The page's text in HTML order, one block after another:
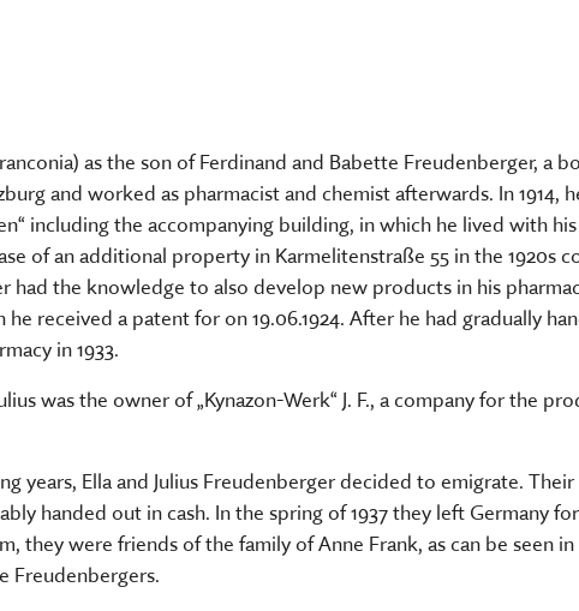
as the son of Ferdinand and Babette Freudenberger, a
and worked as pharmacist and chemist afterwards. In 1914,
including the accompanying building, in which he lived with
of an additional property in Karmelitenstraße 55 in the 1920s
the knowledge to also develop new products in his
received a patent for on 19.06.1924. After he had gradually
in 1933.
was the owner of „Kynazon-Werk“ J. F., a company for the
years, Ella and Julius Freudenberger decided to emigrate.
handed out in cash. In the spring of 1937 they left Germany
they were friends of the family of Anne Frank, as can be seen
Freudenbergers.